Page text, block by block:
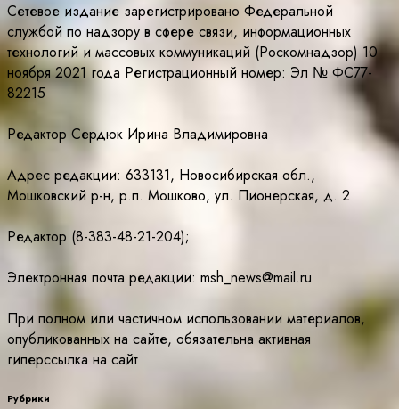
Сетевое издание зарегистрировано Федеральной
службой по надзору в сфере связи, информационных
технологий и массовых коммуникаций (Роскомнадзор) 10
ноября 2021 года Регистрационный номер: Эл № ФС77-
82215
Редактор Сердюк Ирина Владимировна
Адрес редакции: 633131, Новосибирская обл.,
Мошковский р-н, р.п. Мошково, ул. Пионерская, д. 2
Редактор (8-383-48-21-204);
Электронная почта редакции: msh_news@mail.ru
При полном или частичном использовании материалов,
опубликованных на сайте, обязательна активная
гиперссылка на сайт
Рубрики